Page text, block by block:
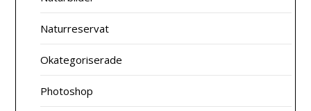
Naturreservat
Okategoriserade
Photoshop